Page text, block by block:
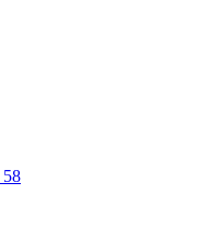
58